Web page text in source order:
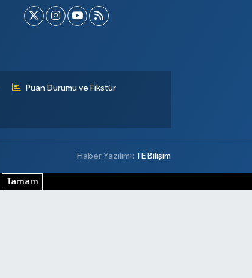
Puan Durumu ve Fikstür
Haber Yazılımı: TE Bilişim
Tamam